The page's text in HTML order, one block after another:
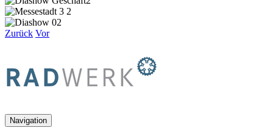
Zurück Vor
Navigation